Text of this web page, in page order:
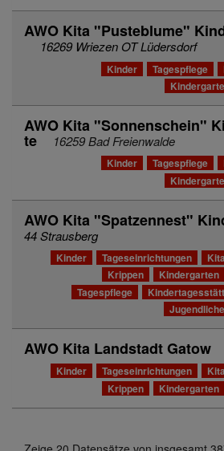
AWO Kita "Pusteblume"
16269 Wriezen OT Lüdersdorf
Kinder Tagespflege
AWO Kita "Sonnenschein"
te 16259 Bad Freienwalde
Kinder Tagespflege
AWO Kita "Spatzennest"
44 Strausberg
Kinder Tageseinrichtungen Kita
Krippen
Kindergarten
Tagespflege
Jugendliche
AWO Kita Landstadt Gatow
Kinder Tageseinrichtungen Kita
Krippen
Kindergarten